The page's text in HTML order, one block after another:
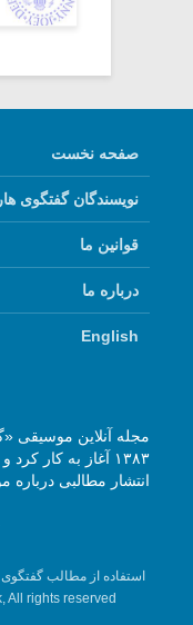
صفحه نخست
نویسندگان گفتگوی
قوانین ما
درباره ما
English
۱۳۸۳ آغاز به کار
انتشار مطالبی
استفاده از مطالب
rights reserved.